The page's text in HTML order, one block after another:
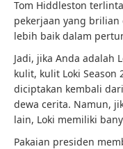
Tom Hiddleston
pekerjaan yang
lebih baik dalam
Jadi, jika Anda adalah
kulit, kulit Loki Season
diciptakan kembali
dewa cerita. Namun,
lain, Loki memiliki
Pakaian presiden